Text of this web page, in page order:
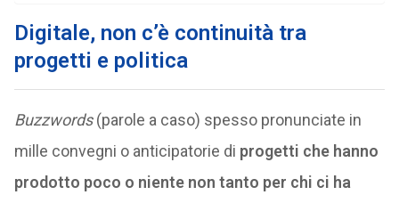
Digitale, non c’è continuità tra
progetti e politica
Buzzwords(parole a caso) spesso pronunciate in
mille convegni o anticipatorie di progetti che hanno
prodotto poco o niente non tanto per chi ci ha